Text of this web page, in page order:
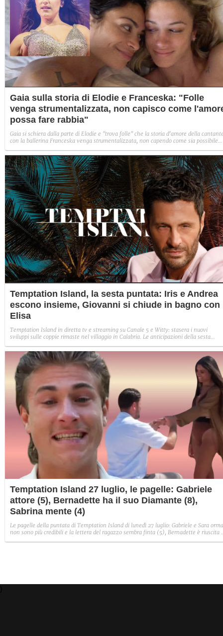
Gaia sulla storia di Elodie e Franceska: "Folle
venga strumentalizzata, non capisco come
possa fare rabbia"
Gaia si schiera dalla parte di Elodie e "trova folle" che la storia d'amore della
con la ballerina Franceska venga strumentalizzata, non capendo come sia possibile
Temptation Island, la sesta puntata: Iris e Andrea
escono insieme, Giovanni si chiude in bagno con
Elisa
Temptation Island in diretta tv e streaming su Canale 5 e Witty: stasera i nuovi
sviluppi sulle coppie rimaste nel villaggio in Calabria. Le anticipazioni della sesta
Sabrina rifiuta il falò con Giovanni e si avvicina a Lory.
Temptation Island 27 luglio, le pagelle: Gabriele
attore (5), Bernadette ha il suo Diamante (8),
Sabrina mente (4)
Le pagelle della puntata di Temptation Island di lunedì 27 luglio: Gabriele e Sara
non sono più credibili e la lettera del ragazzo sembra finta (5), Bernadette è riuscita